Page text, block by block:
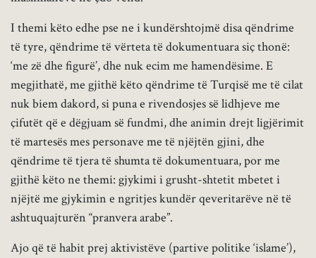
I themi këto edhe pse ne i kundërshtojmë disa qëndrime
të tyre, qëndrime të vërteta të dokumentuara siç thonë:
‘me zë dhe figurë’, dhe nuk ecim me hamendësime. E
megjithatë, me gjithë këto qëndrime të Turqisë me të cilat
nuk biem dakord, si puna e rivendosjes së lidhjeve me
çifutët që e dëgjuam së fundmi, dhe animin drejt ligjërimit
të martesës mes personave me të njëjtën gjini, dhe
qëndrime të tjera të shumta të dokumentuara, por me
gjithë këto ne themi: gjykimi i grusht-shtetit mbetet i
njëjtë me gjykimin e ngritjes kundër qeveritarëve në të
ashtuquajturën “pranvera arabe”.
Ajo që të habit prej aktivistëve (partive politike ‘islame’),